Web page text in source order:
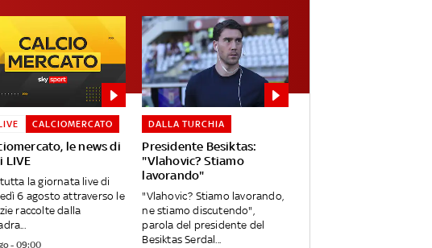
le news di
LIVE
CALCIOMERCATO
la giornata live di
6 agosto attraverso le
raccolte dalla
- 09:00
Presidente Besiktas:
"Vlahovic? Stiamo
lavorando"
DALLA TURCHIA
"Vlahovic? Stiamo lavorando,
ne stiamo discutendo",
parola del presidente del
Besiktas Serdal...